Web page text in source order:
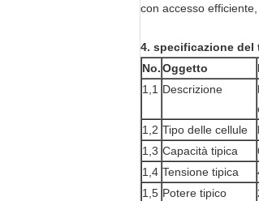
con accesso
4. specificazione del
No.Oggetto
1,1 Descrizione
1,2 Tipo delle cellule
1,3 Capacità tipica
1,4 Tensione tipica
1,5 Potere tipico